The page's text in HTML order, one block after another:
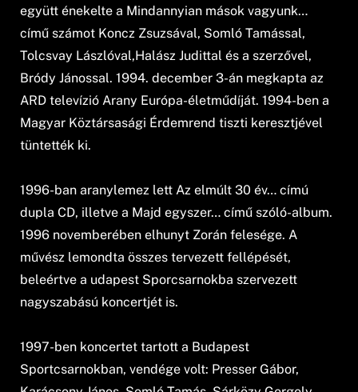
együtt énekelte a Mindannyian mások vagyunk…
című számot Koncz Zsuzsával, Somló Tamással,
Tolcsvay Lászlóval,Halász Judittal és a szerzővel,
Bródy Jánossal. 1994. december 3-án megkapta az
ARD televízió Arany Európa-életműdíját. 1994-ben a
Magyar Köztársasági Érdemrend tiszti keresztjével
tüntették ki.
1996-ban aranylemez lett Az elmúlt 30 év… címú
dupla CD, illetve a Majd egyszer… című szóló-album.
1996 novemberében elhunyt Zorán felesége. A
művész lemondta összes tervezett fellépését,
beleértve a udapest Sporcsarnokba szervezett
nagyszabású koncertjét is.
1997-ben koncertet tartott a Budapest
Sportcsarnokban, vendége volt: Presser Gábor,